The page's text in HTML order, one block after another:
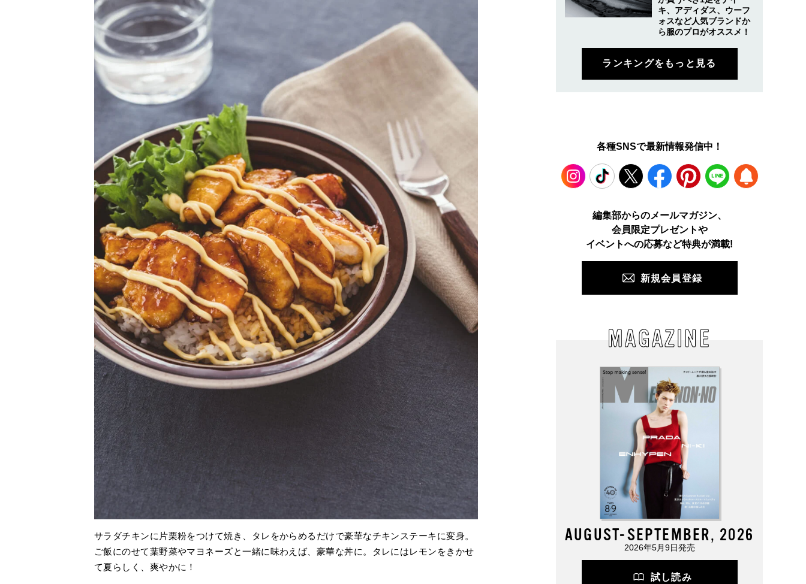
サラダチキンに片栗粉をつけて焼き、タレをからめるだけで豪華なチキンステーキに変身。
ご飯にのせて葉野菜やマヨネーズと一緒に味わえば、豪華な丼に。タレにはレモンをきかせ
て夏らしく、爽やかに！
キ、アディダス、ウーフ
ォスなど人気ブランドか
ら服のプロがオススメ！
ランキングをもっと見る
各種SNSで最新情報発信中！
TikTok Facebook Pinterest LINE
編集部からのメールマガジン、
会員限定プレゼントや
イベントへの応募など特典が満載!
新規会員登録
MAGAZINE
AUGUST-SEPTEMBER, 2026
2026年5月9日発売
試し読み